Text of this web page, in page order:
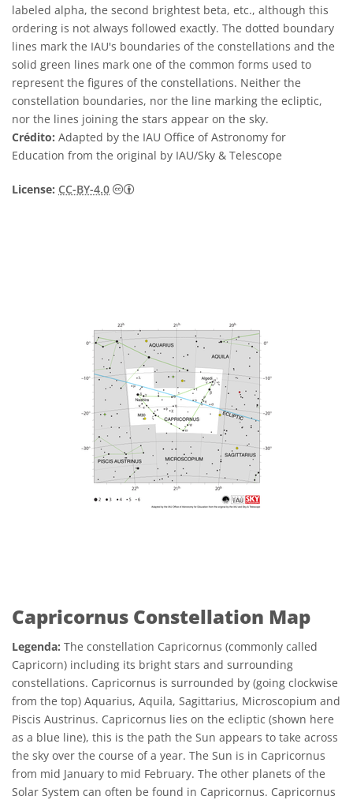
labeled alpha, the second brightest beta, etc., although this
ordering is not always followed exactly. The dotted boundary
lines mark the IAU's boundaries of the constellations and the
solid green lines mark one of the common forms used to
represent the figures of the constellations. Neither the
constellation boundaries, nor the line marking the ecliptic,
nor the lines joining the stars appear on the sky.
Crédito: Adapted by the IAU Office of Astronomy for
Education from the original by IAU/Sky & Telescope
License: CC-BY-4.0 Creative Commons Attribution 4.0
Capricornus Constellation Map
Legenda: The constellation Capricornus (commonly called
Capricorn) including its bright stars and surrounding
constellations. Capricornus is surrounded by (going clockwise
from the top) Aquarius, Aquila, Sagittarius, Microscopium and
Piscis Austrinus. Capricornus lies on the ecliptic (shown here
as a blue line), this is the path the Sun appears to take across
the sky over the course of a year. The Sun is in Capricornus
from mid January to mid February. The other planets of the
Solar System can often be found in Capricornus. Capricornus